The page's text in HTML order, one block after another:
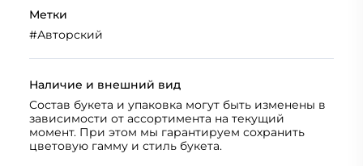
Метки
#Авторский
Наличие и внешний вид
Состав букета и упаковка могут быть изменены в
зависимости от ассортимента на текущий
момент. При этом мы гарантируем сохранить
цветовую гамму и стиль букета.